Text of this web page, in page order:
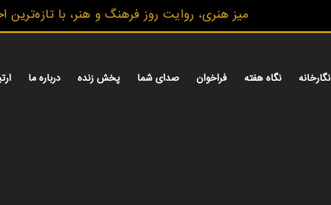
میز هنری، روایت روز فرهنگ و هنر، با تازه‌ترین
نگارخانه نگاه هفته فراخوان صدای شما پخش زنده درباره ما